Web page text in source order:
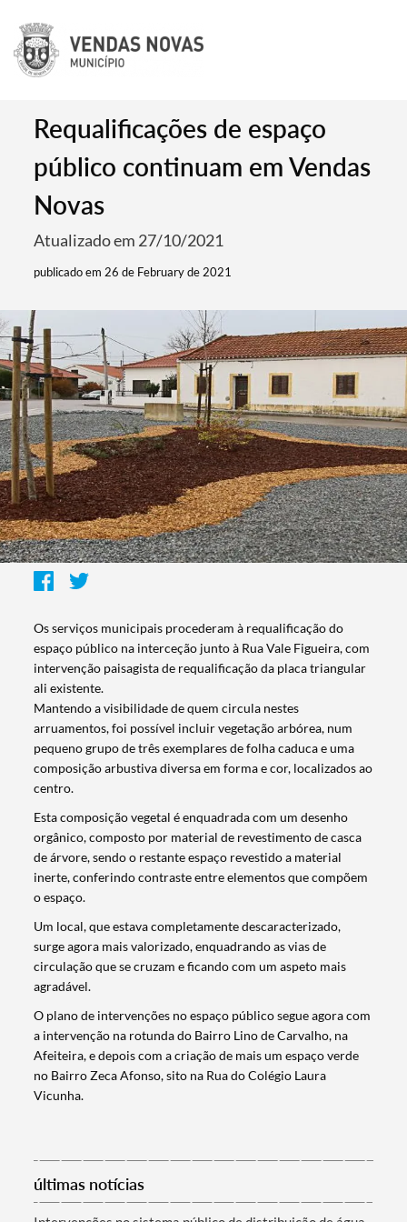
Requalificações de espaço
público continuam em Vendas
Novas
Atualizado em 27/10/2021
publicado em 26 de February de 2021
Os serviços municipais procederam à requalificação do
espaço público na interceção junto à Rua Vale Figueira, com
intervenção paisagista de requalificação da placa triangular
ali existente.
Mantendo a visibilidade de quem circula nestes
arruamentos, foi possível incluir vegetação arbórea, num
pequeno grupo de três exemplares de folha caduca e uma
composição arbustiva diversa em forma e cor, localizados ao
centro.
Esta composição vegetal é enquadrada com um desenho
orgânico, composto por material de revestimento de casca
de árvore, sendo o restante espaço revestido a material
inerte, conferindo contraste entre elementos que compõem
o espaço.
Um local, que estava completamente descaracterizado,
surge agora mais valorizado, enquadrando as vias de
circulação que se cruzam e ficando com um aspeto mais
agradável.
O plano de intervenções no espaço público segue agora com
a intervenção na rotunda do Bairro Lino de Carvalho, na
Afeiteira, e depois com a criação de mais um espaço verde
no Bairro Zeca Afonso, sito na Rua do Colégio Laura
Vicunha.
últimas notícias